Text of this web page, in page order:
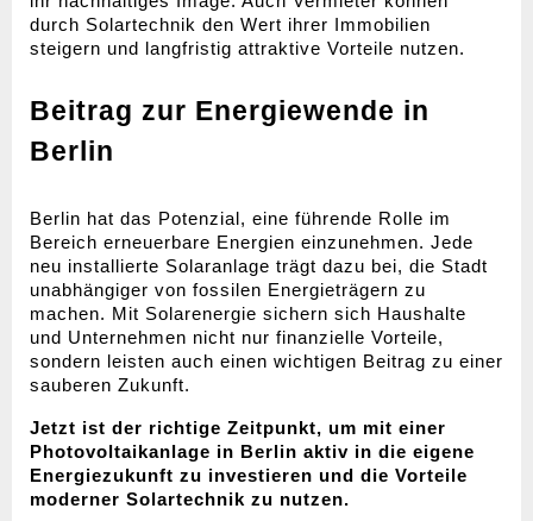
durch Solartechnik den Wert ihrer Immobilien
steigern und langfristig attraktive Vorteile nutzen.
Beitrag zur Energiewende in
Berlin
Berlin hat das Potenzial, eine führende Rolle im
Bereich erneuerbare Energien einzunehmen. Jede
neu installierte Solaranlage trägt dazu bei, die Stadt
unabhängiger von fossilen Energieträgern zu
machen. Mit Solarenergie sichern sich Haushalte
und Unternehmen nicht nur finanzielle Vorteile,
sondern leisten auch einen wichtigen Beitrag zu einer
sauberen Zukunft.
Jetzt ist der richtige Zeitpunkt, um mit einer
Photovoltaikanlage in Berlin aktiv in die eigene
Energiezukunft zu investieren und die Vorteile
moderner Solartechnik zu nutzen.